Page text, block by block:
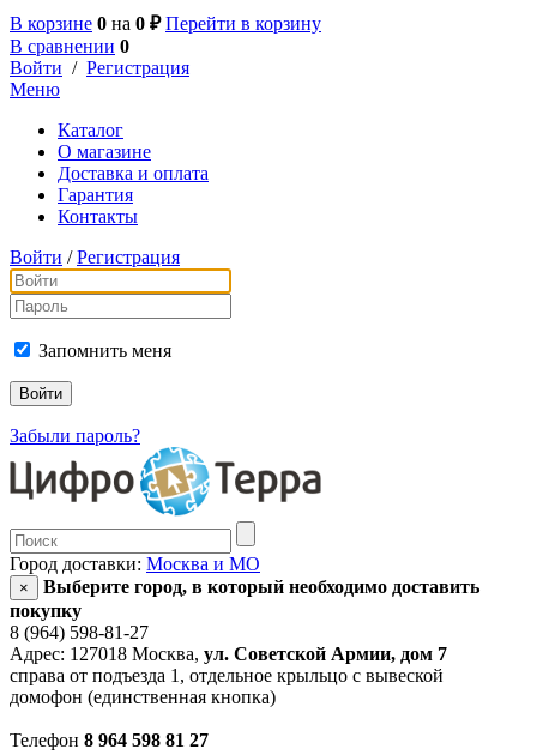
В корзине 0 на 0 ₽ Перейти в корзину
В сравнении 0
Войти / Регистрация
Меню
Каталог
О магазине
Доставка и оплата
Гарантия
Контакты
Войти / Регистрация
Запомнить меня
Забыли пароль?
Город доставки: Москва и МО
×
Выберите город, в который необходимо доставить
покупку
8 (964) 598-81-27
Адрес: 127018 Москва, ул. Советской Армии, дом 7
справа от подъезда 1, отдельное крыльцо с вывеской
домофон (единственная кнопка)
Телефон 8 964 598 81 27